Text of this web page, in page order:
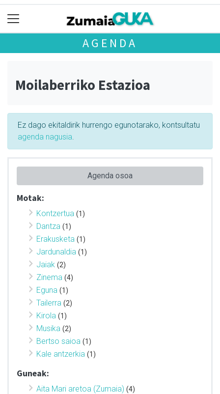
AGENDA
Moilaberriko Estazioa
Ez dago ekitaldirik hurrengo egunotarako, kontsultatu
agenda nagusia
Agenda osoa
Motak:
Kontzertua (1)
Dantza (1)
Erakusketa (1)
Jardunaldia (1)
Jaiak (2)
Zinema (4)
Eguna (1)
Tailerra (2)
Kirola (1)
Musika (2)
Bertso saioa (1)
Kale antzerkia (1)
Guneak:
Aita Mari aretoa (Zumaia) (4)